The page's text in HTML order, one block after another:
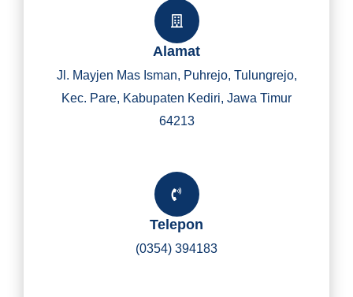
Alamat
Jl. Mayjen Mas Isman, Puhrejo, Tulungrejo,
Kec. Pare, Kabupaten Kediri, Jawa Timur
64213
Telepon
(0354) 394183